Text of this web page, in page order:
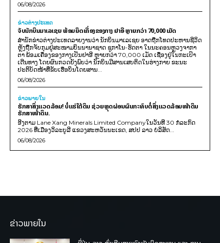
06/08/2026
ຂ່າວຕ່າງປະເທດ
ຈັບນັກບິນມາເລເຊຍ ພ້ອມຍຶດເຄື່ອງຂອງກາງ ຢາອີ ຫຼາຍກວ່າ 70,000 ເມັດ
ສຳນັກຂ່າວຕ່າງປະເທດລາຍງານວ່າ ນັກບິນມາເລເຊຍ ອາດຖືກໂທດປະຫານຊີວິດ
ຫຼັງຖືກຈັບກຸມຢູ່ສະໜາມບິນນານາຊາດ ຊູກາໂນ-ຮັດຕາ ໃນນະຄອນຫຼວງຈາກາ
ຕາ ພ້ອມເຄື່ອງຂອງກາງເປັນຢາອີ ຫຼາຍກວ່າ 70,000 ເມັດ ເຊື່ອງຢູ່ໃນກະເປົາ
ເດີນທາງ ໂດຍຜົນກວດຍັງພົບວ່າ ນັກບິນມີສານເສບຕິດໃນຮ່າງກາຍ ຂະນະ
ປະຕິບັດໜ້າທີ່ຂັບເຮືອບິນໂດຍສານ...
06/08/2026
ຂ່າວພາຍ​ໃນ
ຮັກສາສິ່ງແວດລ້ອມ! ບໍ່ແຮ່ໃຕ້ດິນ ຊ່ວຍຫຼຸດຜ່ອນຜົນກະທົບຕໍ່ສິ່ງແວດລ້ອມໜ້າດິນ
ຮັກສາໜ້າດິນ.
ອີງຕາມ Lane Xang Minerals Limited Companyໃນວັນທີ 30 ກໍລະກົດ
2026 ທີ່ເມືອງວິລະບູລີ ແຂວງສະຫວັນນະເຂດ, ສປປ ລາວ ບໍລິສັດ...
06/08/2026
ຂ່າວພາຍໃນ